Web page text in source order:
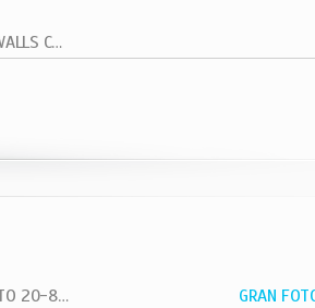
SO COLD THE NIGHT / WHEN THE WALLS COME...
REPROD 40 X 30 CARTEL CONCIERTO 20-8-81 VETERAN VIETNAN
GRAN